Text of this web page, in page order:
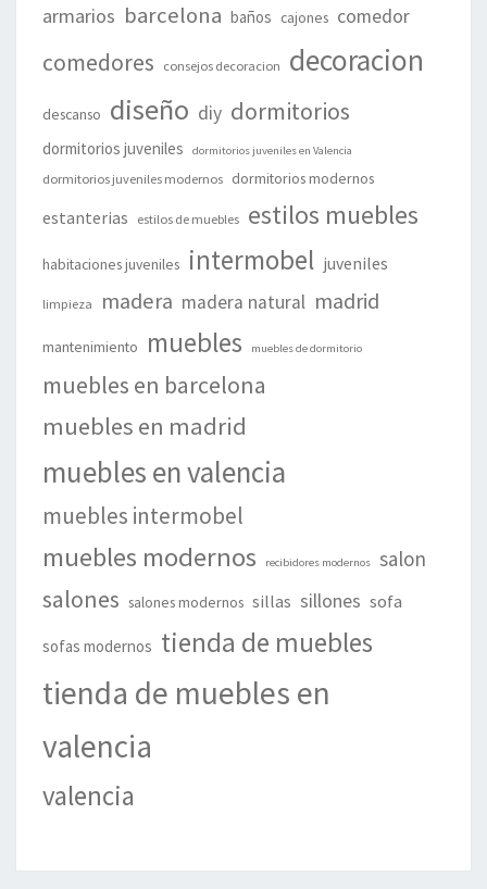
armarios barcelona baños cajones comedor
comedores consejos decoracion decoracion
descanso diseño diy dormitorios
dormitorios juveniles dormitorios juveniles en Valencia
dormitorios juveniles modernos dormitorios modernos
estanterias estilos de muebles estilos muebles
habitaciones juveniles intermobel juveniles
limpieza madera madera natural madrid
mantenimiento muebles muebles de dormitorio
muebles en barcelona
muebles en madrid
muebles en valencia
muebles intermobel
muebles modernos recibidores modernos salon
salones salones modernos sillas sillones sofa
sofas modernos tienda de muebles
tienda de muebles en
valencia
valencia